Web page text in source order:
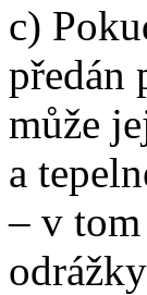
c)
předán
může
a
– v
odrážky